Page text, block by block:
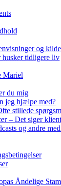
og
husker tidligere liv
Mariel
du mig
jeg hjælpe med?
stillede
– Det siger
og andre
Åndelige